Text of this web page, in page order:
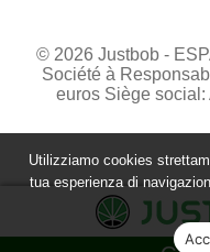
© 2026 Justbob -
Société à
euros Siège
Utilizziamo cookies
tua esperienza di